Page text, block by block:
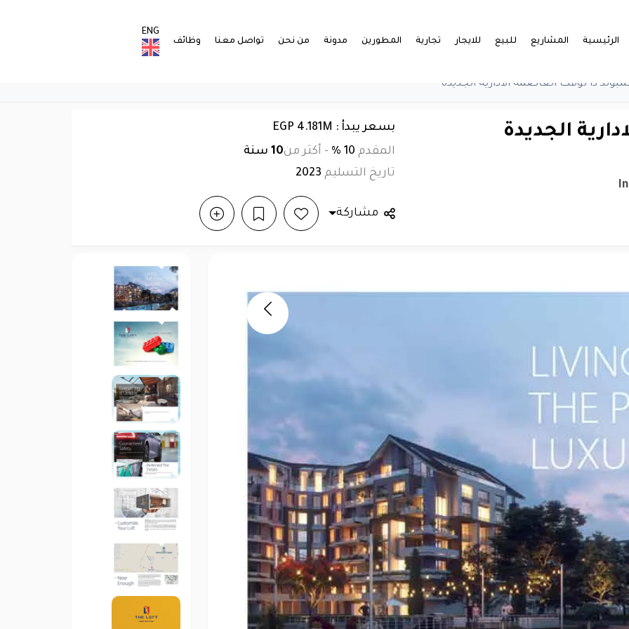
الرئيسية المشاريع للبيع للايجار تجارية المطورين مدونة من نحن تواصل معنا وظائف
ENG
ذا لوفت العاصمة الادارية الجديدة
الجديدة
بسعر يبدأ : EGP 4.181M
المقدم 10 %
- أكثر من10 سنة
تاريخ التسليم 2023
مشاركة
Previous